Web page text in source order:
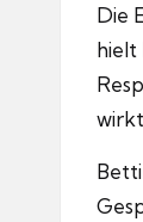
Die
hielt